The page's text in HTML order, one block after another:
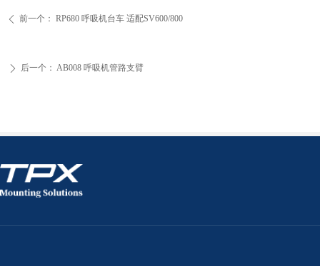
ꄴ 前一个： RP680 呼吸机台车 适配SV600/800
ꄲ 后一个： AB008 呼吸机管路支臂